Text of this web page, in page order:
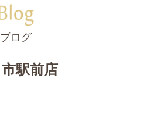
ブログ
駅前店